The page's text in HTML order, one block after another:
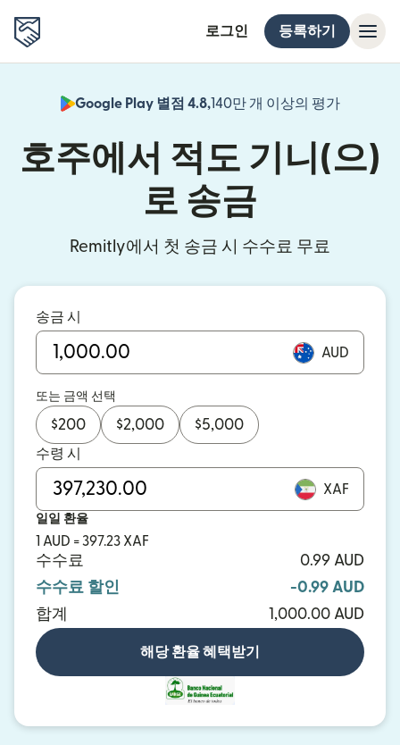
로그인 등록하기
Google Play 별점 4.8,140만 개 이상의 평가
호주에서 적도 기니(으)
로 송금
Remitly에서 첫 송금 시 수수료 무료
송금 시
AUD
또는 금액 선택
$200 $2,000 $5,000
수령 시
XAF
일일 환율
1 AUD = 397.23 XAF
수수료
0.99 AUD
수수료 할인
-0.99 AUD
합계
1,000.00 AUD
해당 환율 혜택받기